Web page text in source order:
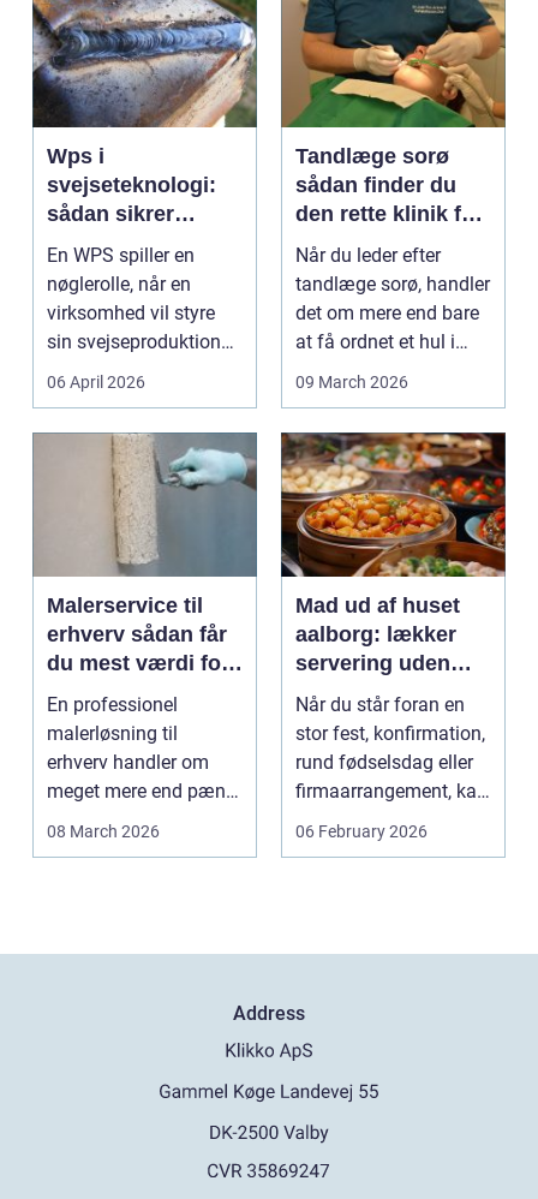
Wps i
svejseteknologi:
sådan sikrer
virksomheder
kvalitet og
sporbarhed
En WPS spiller en
nøglerolle, når en
virksomhed vil styre
sin svejseproduktion
sikkert, ensartet og ...
06 April 2026
Tandlæge sorø
sådan finder du
den rette klinik for
dig
Når du leder efter
tandlæge sorø, handler
det om mere end bare
at få ordnet et hul i
tanden. For man...
09 March 2026
Malerservice til
erhverv sådan får
du mest værdi for
pengene
En professionel
malerløsning til
erhverv handler om
meget mere end pæne
vægge. Malerarbejde
08 March 2026
Mad ud af huset
aalborg: lækker
servering uden
stress
Når du står foran en
stor fest, konfirmation,
rund fødselsdag eller
firmaarrangement, kan
planlægnin...
06 February 2026
Address